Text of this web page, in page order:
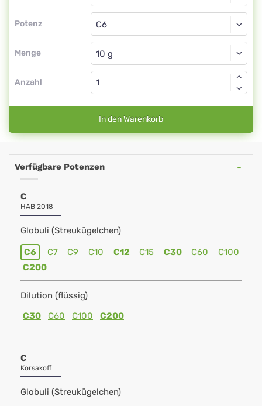
Potenz
Globuli
C6
Menge
Globuli
Anzahl
In den Warenkorb
Verfügbare Potenzen
C
HAB 2018
Globuli (Streukügelchen)
C6 C7 C9 C10 C12 C15 C30 C60
C100
C200
Dilution (flüssig)
C30
C60 C100 C200
C
Korsakoff
Globuli (Streukügelchen)